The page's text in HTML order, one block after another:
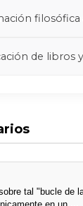
filosófica
de libros
tal "bucle de